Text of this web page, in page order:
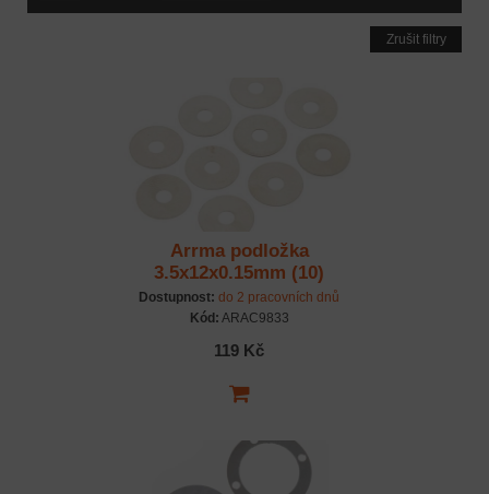
Zrušit filtry
Arrma podložka
3.5x12x0.15mm (10)
Dostupnost: do 2 pracovních dnů
Kód: ARAC9833
119 Kč